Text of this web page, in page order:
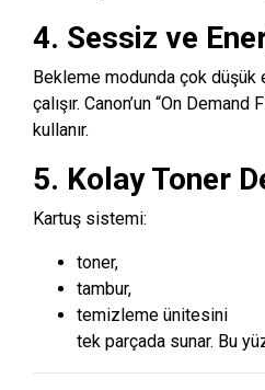
4. Sessiz ve
Bekleme modunda çok
çalışır. Canon’un “On
kullanır.
5. Kolay Toner
Kartuş sistemi:
toner,
tambur,
temizleme ünitesini
tek parçada sunar. Bu